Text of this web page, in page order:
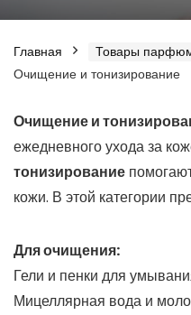
Главная Товары
Очищение и тонизирование
Очищение и
ежедневного ухода за
тонизирование
кожи. В этой категории
Для очищения:
Гели и пенки для
Мицеллярная вода и